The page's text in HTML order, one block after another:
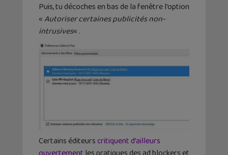
Puis, tu décoches en bas de la fenêtre l’option
«Autoriser certaines publicités non-
intrusives« .
Certains éditeurscritiquent d’ailleurs